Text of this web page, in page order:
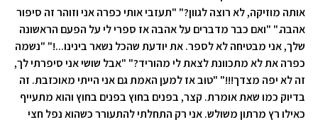
אותה מוזיקה, לא רוצה לגוון?" "תעזבי אותי כפרה אני וזוהר זה סיפור
אהבה." "ואם כבר מדברים על אהבה אז ספרי לי על הפעם הראשונה
שלך, אני מבטיחה לא לספר. את יודעת שהכל נשאר בינינו...!" "נשמה
כפרה את לא מתכוונת לצאת לי מהוריד?" "אבל שושי אני סיפרתי לך,
זה לא יפה מצדך!!!" "טוב אז למען האמת גם אני הייתי מאוכזבת. זה
בדיוק כמו שאת אומרת. קצר, בפנים בחוץ בפנים בחוץ והוא מתעייף
כאילו רץ מרתון משולש. אני רק התחלתי להתעורר כשהוא נפל חצי